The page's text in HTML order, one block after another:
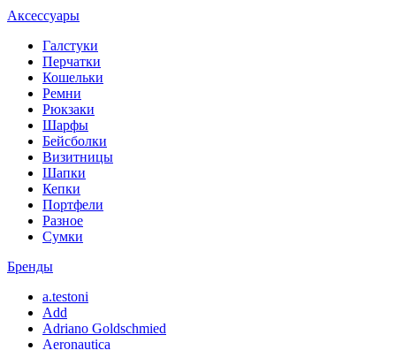
Аксессуары
Галстуки
Перчатки
Кошельки
Ремни
Рюкзаки
Шарфы
Бейсболки
Визитницы
Шапки
Кепки
Портфели
Разное
Сумки
Бренды
a.testoni
Add
Adriano Goldschmied
Aeronautica